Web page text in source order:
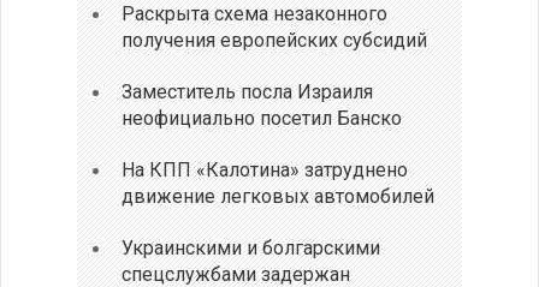
Раскрыта схема незаконного
получения европейских субсидий
Заместитель посла Израиля
неофициально посетил Банско
На КПП «Калотина» затруднено
движение легковых автомобилей
Украинскими и болгарскими
спецслужбами задержан